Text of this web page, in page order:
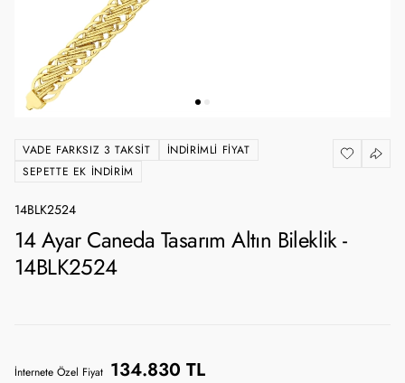
VADE FARKSIZ 3 TAKSIT
İNDIRIMLI FIYAT
SEPETTE EK İNDIRIM
14BLK2524
14 Ayar Caneda Tasarım Altın Bileklik -
14BLK2524
İnternete Özel Fiyat 134.830 TL